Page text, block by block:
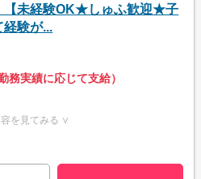
【未経験OK★しゅふ歓迎★子
経験が...
務実績に応じて支給）
を見てみる ∨